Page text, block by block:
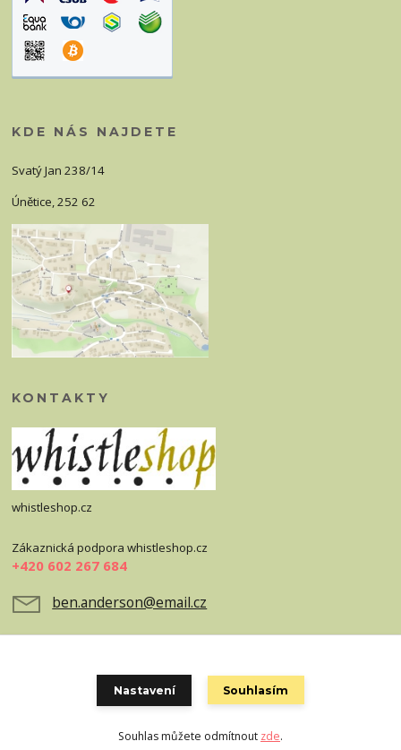
KDE NÁS NAJDETE
Svatý Jan 238/14
Únětice, 252 62
KONTAKTY
whistleshop.cz
Zákaznická podpora whistleshop.cz
+420 602 267 684
ben.anderson@email.cz
Vytvořeno na Eshop-rychle.cz
Nastavení Souhlasím
Souhlas můžete odmítnout zde.